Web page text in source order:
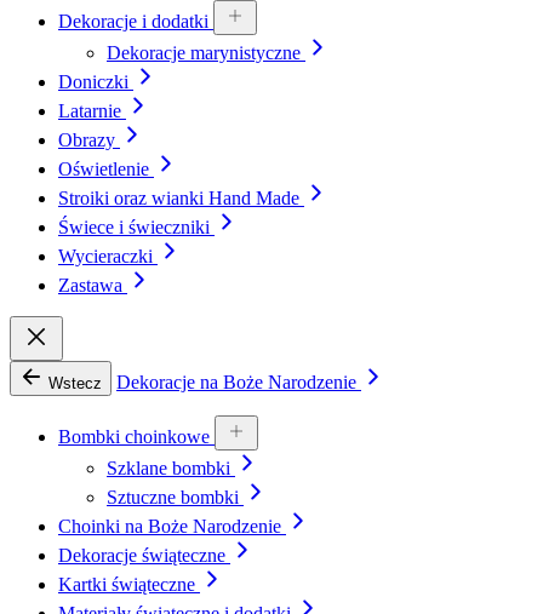
Dekoracje i dodatki
Dekoracje marynistyczne
Doniczki
Latarnie
Obrazy
Oświetlenie
Stroiki oraz wianki Hand Made
Świece i świeczniki
Wycieraczki
Zastawa
Wstecz Dekoracje na Boże Narodzenie
Bombki choinkowe
Szklane bombki
Sztuczne bombki
Choinki na Boże Narodzenie
Dekoracje świąteczne
Kartki świąteczne